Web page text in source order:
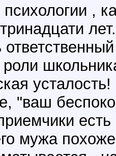
психологии ,
"ваш
мужа